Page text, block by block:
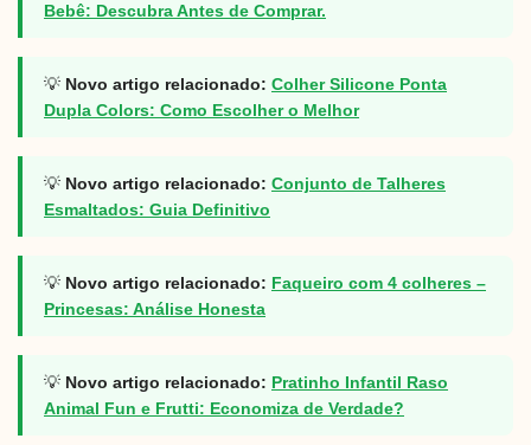
Bebê: Descubra Antes de Comprar.
💡 Novo artigo relacionado: Colher Silicone Ponta
Dupla Colors: Como Escolher o Melhor
💡 Novo artigo relacionado: Conjunto de Talheres
Esmaltados: Guia Definitivo
💡 Novo artigo relacionado: Faqueiro com 4 colheres –
Princesas: Análise Honesta
💡 Novo artigo relacionado: Pratinho Infantil Raso
Animal Fun e Frutti: Economiza de Verdade?